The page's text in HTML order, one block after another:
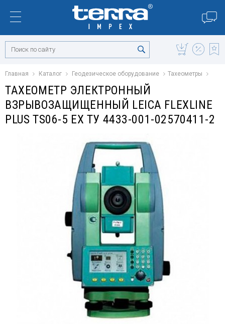
Главная Каталог Геодезическое оборудование Тахеометры
ТАХЕОМЕТР ЭЛЕКТРОННЫЙ
ВЗРЫВОЗАЩИЩЕННЫЙ LEICA FLEXLINE
PLUS TS06-5 EX ТУ 4433-001-02570411-2